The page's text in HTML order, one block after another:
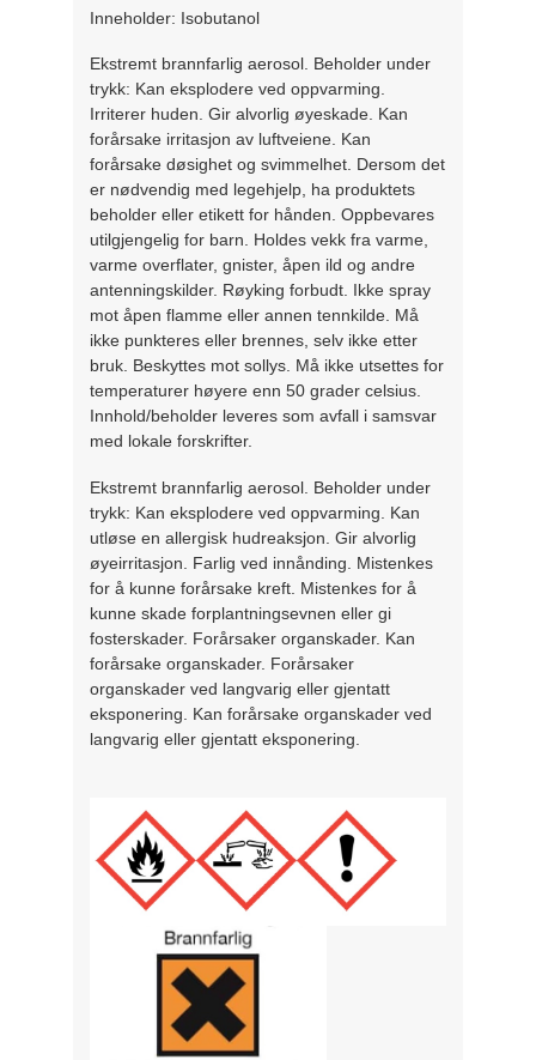
Inneholder: Isobutanol
Ekstremt brannfarlig aerosol. Beholder under
trykk: Kan eksplodere ved oppvarming.
Irriterer huden. Gir alvorlig øyeskade. Kan
forårsake irritasjon av luftveiene. Kan
forårsake døsighet og svimmelhet. Dersom det
er nødvendig med legehjelp, ha produktets
beholder eller etikett for hånden. Oppbevares
utilgjengelig for barn. Holdes vekk fra varme,
varme overflater, gnister, åpen ild og andre
antenningskilder. Røyking forbudt. Ikke spray
mot åpen flamme eller annen tennkilde. Må
ikke punkteres eller brennes, selv ikke etter
bruk. Beskyttes mot sollys. Må ikke utsettes for
temperaturer høyere enn 50 grader celsius.
Innhold/beholder leveres som avfall i samsvar
med lokale forskrifter.
Ekstremt brannfarlig aerosol. Beholder under
trykk: Kan eksplodere ved oppvarming. Kan
utløse en allergisk hudreaksjon. Gir alvorlig
øyeirritasjon. Farlig ved innånding. Mistenkes
for å kunne forårsake kreft. Mistenkes for å
kunne skade forplantningsevnen eller gi
fosterskader. Forårsaker organskader. Kan
forårsake organskader. Forårsaker
organskader ved langvarig eller gjentatt
eksponering. Kan forårsake organskader ved
langvarig eller gjentatt eksponering.